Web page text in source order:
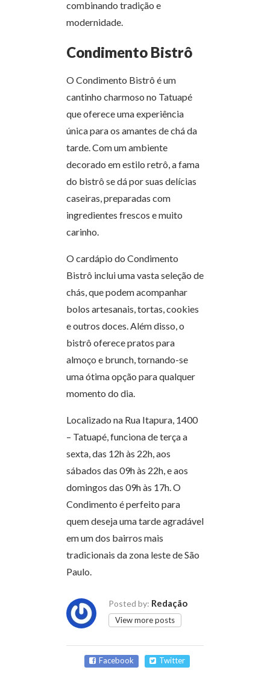
combinando tradição e
modernidade.
Condimento Bistrô
O Condimento Bistrô é um
cantinho charmoso no Tatuapé
que oferece uma experiência
única para os amantes de chá da
tarde. Com um ambiente
decorado em estilo retrô, a fama
do bistrô se dá por suas delícias
caseiras, preparadas com
ingredientes frescos e muito
carinho.
O cardápio do Condimento
Bistrô inclui uma vasta seleção de
chás, que podem acompanhar
bolos artesanais, tortas, cookies
e outros doces. Além disso, o
bistrô oferece pratos para
almoço e brunch, tornando-se
uma ótima opção para qualquer
momento do dia.
Localizado na Rua Itapura, 1400
– Tatuapé, funciona de terça a
sexta, das 12h às 22h, aos
sábados das 09h às 22h, e aos
domingos das 09h às 17h. O
Condimento é perfeito para
quem deseja uma tarde agradável
em um dos bairros mais
tradicionais da zona leste de São
Paulo.
Posted by: Redação
View more posts
Facebook Twitter